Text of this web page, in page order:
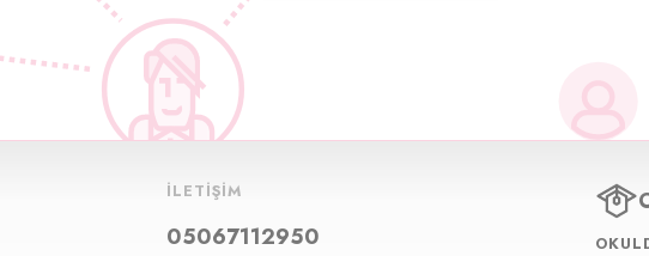
İLETIŞIM
05067112950